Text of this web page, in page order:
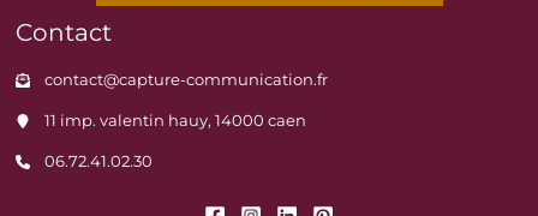
Contact
contact@capture-communication.fr
11 imp. valentin hauy, 14000 caen
06.72.41.02.30